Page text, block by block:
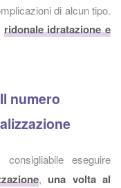
di alcun tipo.
ridonale idratazione e
numero
eseguire
, una volta al